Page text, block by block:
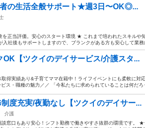
の生活全般サポート★週3日〜OK◎...
評価。安心のスタート環境 ★ これまで培われたスキルや知
社後もサポートしますので、ブランクがある方も安心して業務
【ツクイのデイサービス/介護スタ...
得実績あり&子育てママ在籍中！ライフイベントにも柔軟に対応
・職種の魅力／／ 「今私たちに求められていることは何だろ
度充実/夜勤なし【ツクイのデイサー...
介護
窓口もあり安心！シフト勤務で働きやすさ抜群の環境です。